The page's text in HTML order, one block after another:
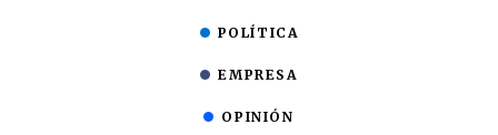
POLÍTICA
EMPRESA
OPINIÓN